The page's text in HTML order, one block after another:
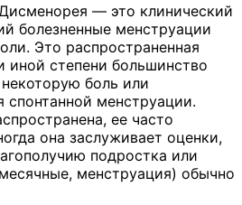
— это клинический
болезненные менструации
Это распространенная
иной степени большинство
боль или
менструации.
ее часто
она заслуживает оценки,
подростка или
менструация) обычно